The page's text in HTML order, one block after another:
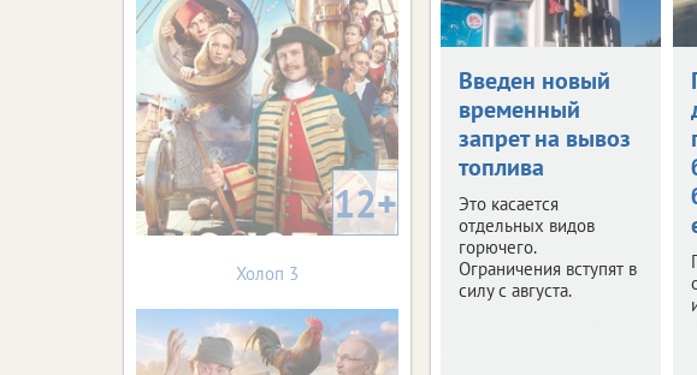
Введен новый
временный
запрет на вывоз
топлива
Это касается
отдельных видов
горючего.
Ограничения вступят в
силу с августа.
12+
Холоп 3